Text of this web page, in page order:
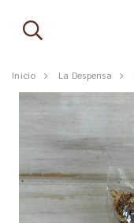
Inicio La Despensa